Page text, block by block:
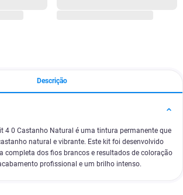
Descrição
4 0 Castanho Natural é uma tintura permanente que
natural e vibrante. Este kit foi desenvolvido
completa dos fios brancos e resultados de coloração
profissional e um brilho intenso.